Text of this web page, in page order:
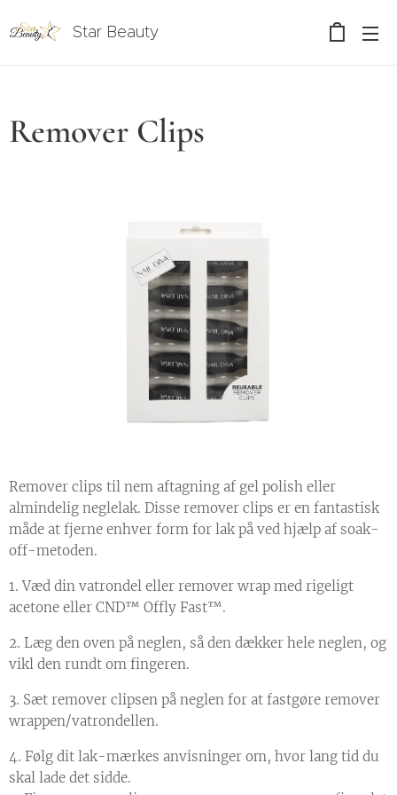
Star Beauty
Remover Clips
Remover clips til nem aftagning af gel polish eller
almindelig neglelak. Disse remover clips er en fantastisk
måde at fjerne enhver form for lak på ved hjælp af soak-
off-metoden.
1. Væd din vatrondel eller remover wrap med rigeligt
acetone eller CND™ Offly Fast™.
2. Læg den oven på neglen, så den dækker hele neglen, og
vikl den rundt om fingeren.
3. Sæt remover clipsen på neglen for at fastgøre remover
wrappen/vatrondellen.
4. Følg dit lak-mærkes anvisninger om, hvor lang tid du
skal lade det sidde.